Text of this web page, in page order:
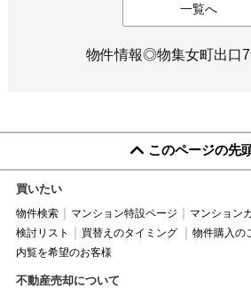
一覧へ
物件情報◎物集女町出口
このページの先
買いたい
物件検索 マンション特設ページ マンション
検討リスト
買替えのタイミング
物件購入の
内覧を希望のお客様
不動産売却について